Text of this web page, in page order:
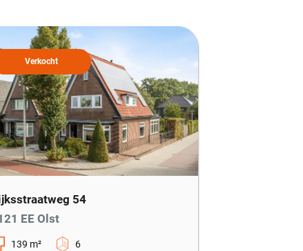
Verkocht
54
EE Olst
139 m² 6